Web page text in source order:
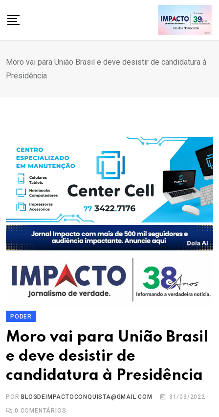
Moro vai para União Brasil e deve desistir de candidatura à
Presidência
PODER
Moro vai para União Brasil
e deve desistir de
candidatura à Presidência
POR BLOGDEIMPACTOCONQUISTA@GMAIL.COM
31/03/2022
0 COMENTÁRIOS